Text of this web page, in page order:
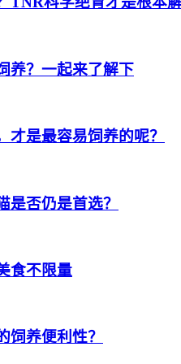
养？一起来了解下
才是最容易饲养的呢？
是否仍是首选？
食不限量
饲养便利性？